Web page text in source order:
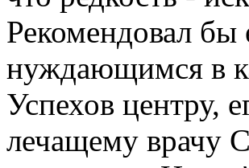
Рекомендовал бы
нуждающимся в
Успехов центру,
лечащему врачу